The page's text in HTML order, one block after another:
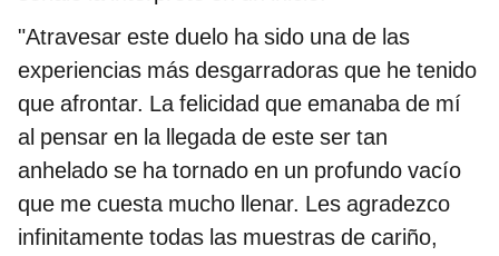
"Atravesar este duelo ha sido una de las
experiencias más desgarradoras que he tenido
que afrontar. La felicidad que emanaba de mí
al pensar en la llegada de este ser tan
anhelado se ha tornado en un profundo vacío
que me cuesta mucho llenar. Les agradezco
infinitamente todas las muestras de cariño,